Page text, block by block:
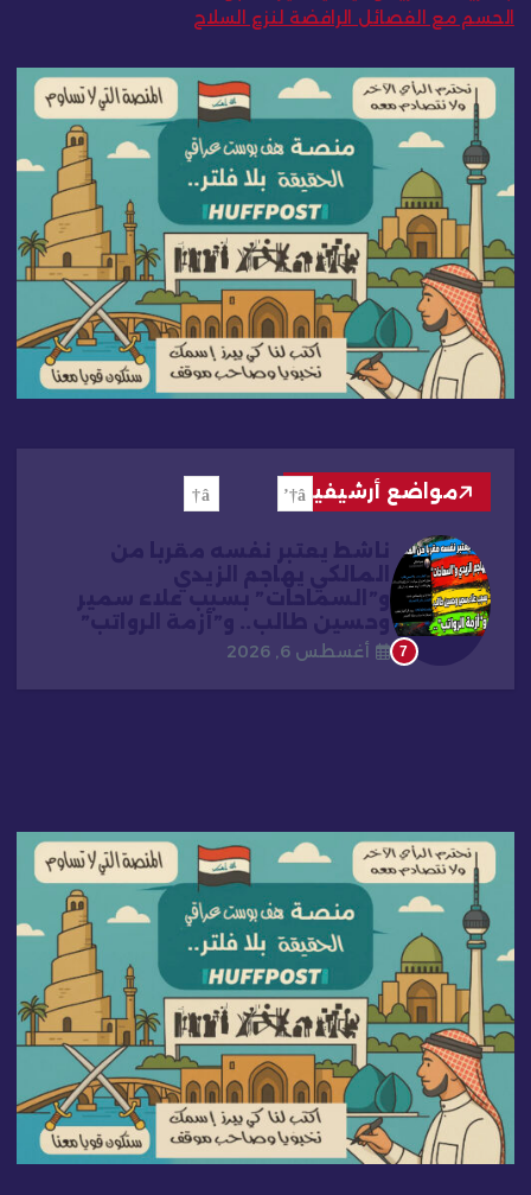
الحسم مع الفصائل الرافضة لنزع السلاح
مواضع أرشيفية
7 أغسطس 6, 2026